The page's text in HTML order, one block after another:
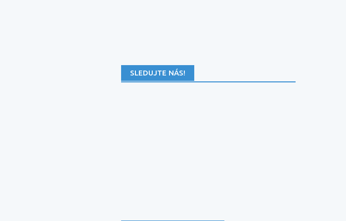
SLEDUJTE NÁS!